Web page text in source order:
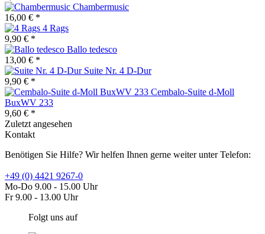
Chambermusic
16,00 € *
4 Rags
9,90 € *
Ballo tedesco
13,00 € *
Suite Nr. 4 D-Dur
9,90 € *
Cembalo-Suite d-Moll
BuxWV 233
9,60 € *
Zuletzt angesehen
Kontakt
Benötigen Sie Hilfe? Wir helfen Ihnen gerne weiter unter Telefon:
+49 (0) 4421 9267-0
Mo-Do 9.00 - 15.00 Uhr
Fr 9.00 - 13.00 Uhr
Folgt uns auf